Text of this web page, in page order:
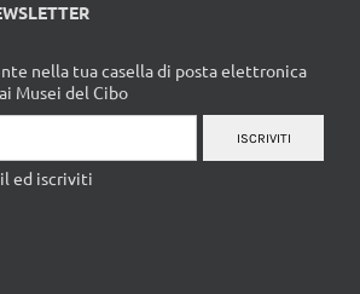
nella tua casella di posta elettronica
Musei del Cibo
ISCRIVITI
ed iscriviti